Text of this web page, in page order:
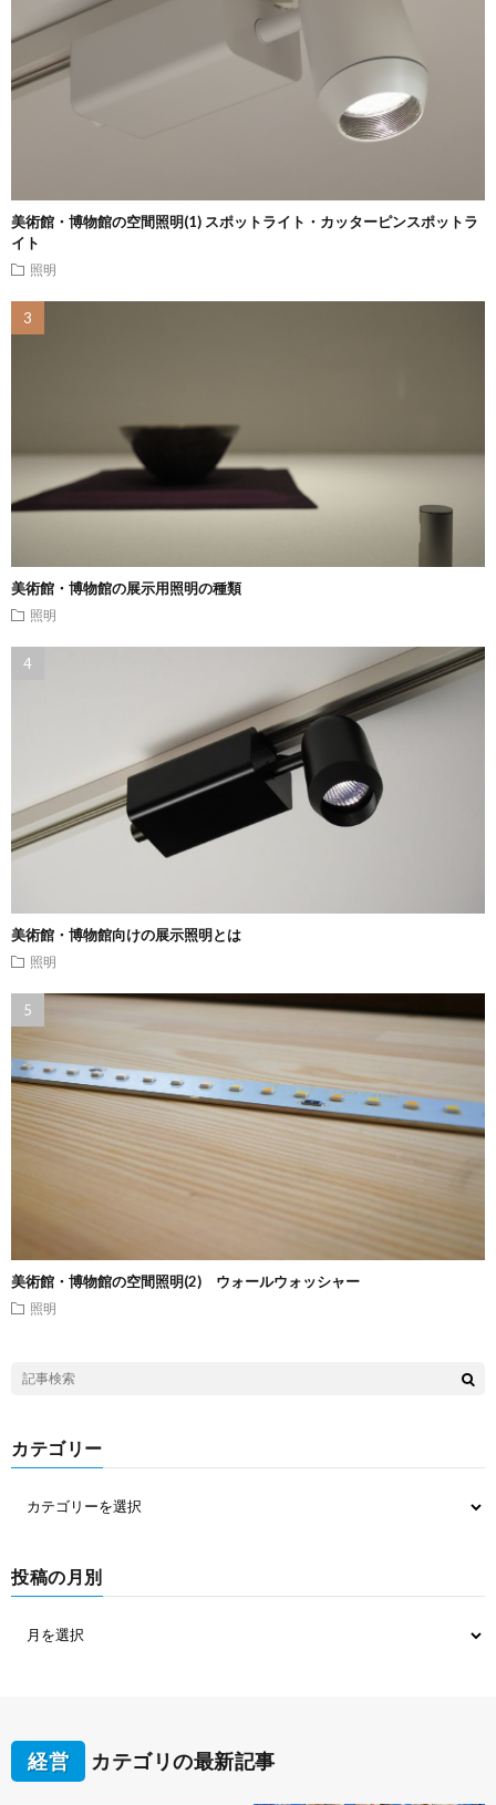
美術館・博物館の空間照明(1) スポットライト・カッターピンスポットラ
イト
照明
美術館・博物館の展示用照明の種類
照明
美術館・博物館向けの展示照明とは
照明
美術館・博物館の空間照明(2) ウォールウォッシャー
照明
カテゴリー
投稿の月別
経営 カテゴリの最新記事